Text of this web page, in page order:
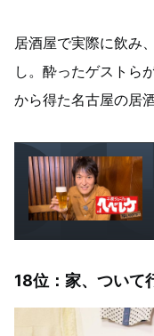
居酒屋で実際に飲み
し。酔ったゲストら
から得た名古屋の居
18位： 家、ついて